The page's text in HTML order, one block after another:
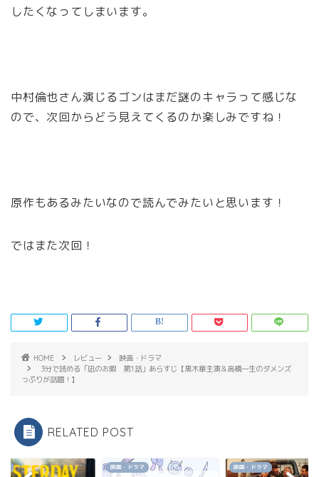
したくなってしまいます。
中村倫也さん演じるゴンはまだ謎のキャラって感じな
ので、次回からどう見えてくるのか楽しみですね！
原作もあるみたいなので読んでみたいと思います！
ではまた次回！
HOME レビュー
映画・ドラマ
3分で読める「凪のお暇 第1話」あらすじ【黒木華主演＆高橋一生のダメンズ
っぷりが話題！】
RELATED POST
映画・ドラマ 映画・ドラマ